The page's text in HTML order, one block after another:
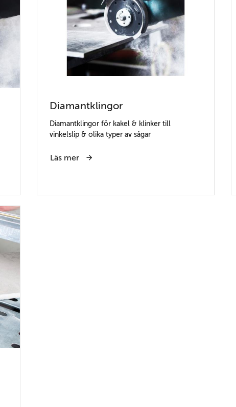
Diamantklingor
Diamantklingor för kakel & klinker till
vinkelslip & olika typer av sågar
Läs mer